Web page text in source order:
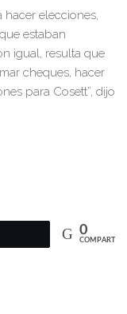
hacer elecciones,
estaban
igual, resulta que
cheques, hacer
para Cosett”, dijo
0
COMPARTIR